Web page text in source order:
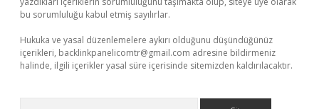
bu sorumluluğu kabul etmiş sayılırlar.
Hukuka ve yasal düzenlemelere aykırı olduğunu düşündüğünüz
içerikleri, backlinkpanelicomtr@gmail.com adresine bildirmeniz
halinde, ilgili içerikler yasal süre içerisinde sitemizden kaldırılacaktır.